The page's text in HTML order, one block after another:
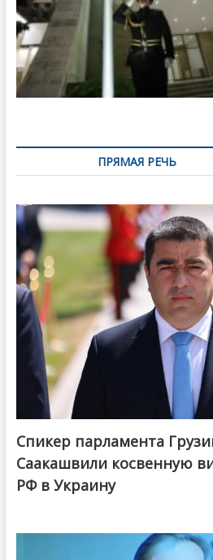
ПРЯМАЯ РЕЧЬ
Спикер парламента
Саакашвили косвенную
РФ в Украину